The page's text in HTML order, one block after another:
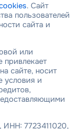
. Сайт
пользователей
сайта и
или
привлекает
сайте, носит
условия и
7723411020,